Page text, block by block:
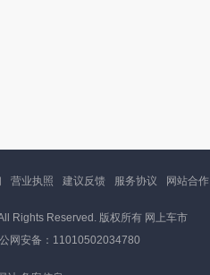
营业执照 建议反馈 服务协议 网站合作
Rights Reserved. 版权所有 网上车市
网安备：11010502034780